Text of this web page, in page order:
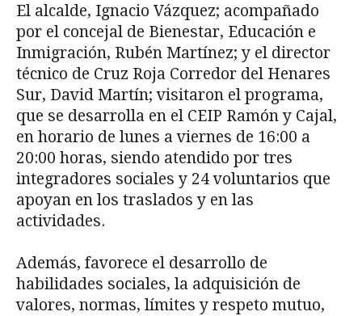
El alcalde, Ignacio Vázquez; acompañado
por el concejal de Bienestar, Educación e
Inmigración, Rubén Martínez; y el director
técnico de Cruz Roja Corredor del Henares
Sur, David Martín; visitaron el programa,
que se desarrolla en el CEIP Ramón y Cajal,
en horario de lunes a viernes de 16:00 a
20:00 horas, siendo atendido por tres
integradores sociales y 24 voluntarios que
apoyan en los traslados y en las
actividades.
Además, favorece el desarrollo de
habilidades sociales, la adquisición de
valores, normas, límites y respeto mutuo,